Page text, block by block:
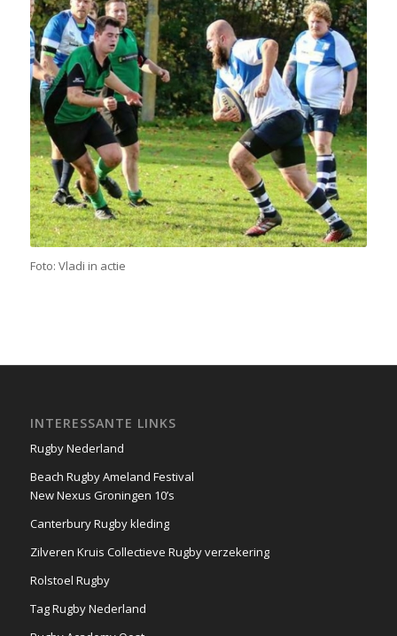
Foto: Vladi in actie
INTERESSANTE LINKS
Rugby Nederland
Beach Rugby Ameland Festival
New Nexus Groningen 10’s
Canterbury Rugby kleding
Zilveren Kruis Collectieve Rugby verzekering
Rolstoel Rugby
Tag Rugby Nederland